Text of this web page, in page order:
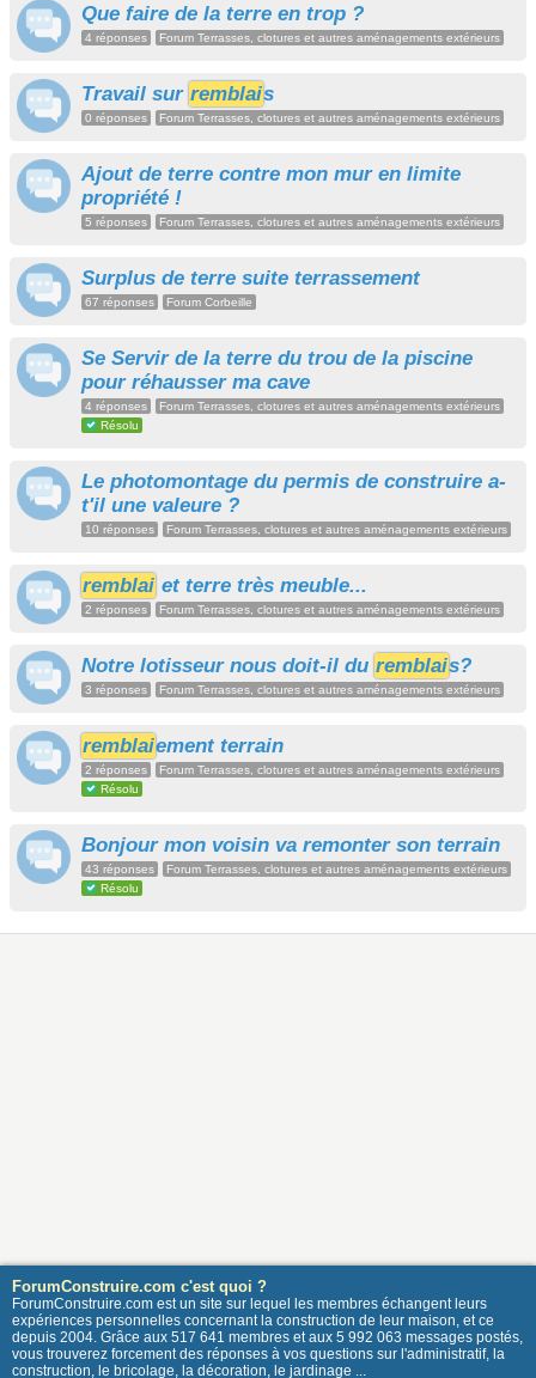
Que faire de la terre en trop ?
4 réponses Forum Terrasses, clotures et autres aménagements extérieurs
Travail sur remblais
0 réponses Forum Terrasses, clotures et autres aménagements extérieurs
Ajout de terre contre mon mur en limite
propriété !
5 réponses Forum Terrasses, clotures et autres aménagements extérieurs
Surplus de terre suite terrassement
67 réponses Forum Corbeille
Se Servir de la terre du trou de la piscine
pour réhausser ma cave
4 réponses
Forum Terrasses, clotures et autres aménagements extérieurs
Résolu
Le photomontage du permis de construire a-
t'il une valeure ?
10 réponses Forum Terrasses, clotures et autres aménagements extérieurs
remblai et terre très meuble...
2 réponses Forum Terrasses, clotures et autres aménagements extérieurs
Notre lotisseur nous doit-il du remblais?
3 réponses Forum Terrasses, clotures et autres aménagements extérieurs
remblaiement terrain
2 réponses
Forum Terrasses, clotures et autres aménagements extérieurs
Résolu
Bonjour mon voisin va remonter son terrain
43 réponses
Forum Terrasses, clotures et autres aménagements extérieurs
Résolu
ForumConstruire.com c'est quoi ?
ForumConstruire.com est un site sur lequel les membres échangent leurs
expériences personnelles concernant la construction de leur maison, et ce
depuis 2004. Grâce aux 517 641 membres et aux 5 992 063 messages postés,
vous trouverez forcement des réponses à vos questions sur l'administratif, la
construction, le bricolage, la décoration, le jardinage ...